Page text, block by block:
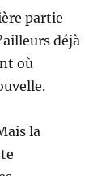
partie
déjà
où
la